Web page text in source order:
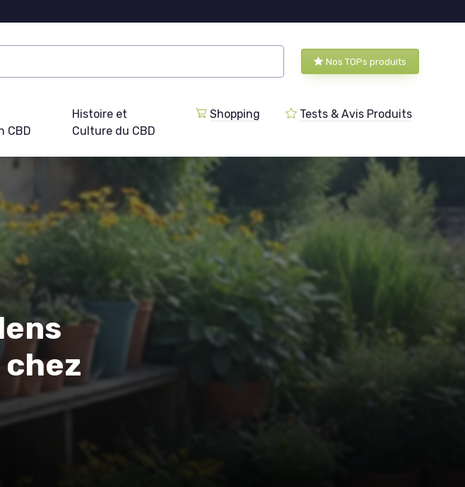
Nos TOPs produits
CBD
Histoire et
Culture du CBD
Shopping Tests & Avis Produits